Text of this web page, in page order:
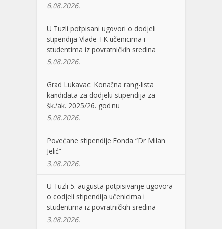
6.08.2026.
U Tuzli potpisani ugovori o dodjeli
stipendija Vlade TK učenicima i
studentima iz povratničkih sredina
5.08.2026.
Grad Lukavac: Konačna rang-lista
kandidata za dodjelu stipendija za
šk./ak. 2025/26. godinu
5.08.2026.
Povećane stipendije Fonda “Dr Milan
Jelić”
3.08.2026.
U Tuzli 5. augusta potpisivanje ugovora
o dodjeli stipendija učenicima i
studentima iz povratničkih sredina
3.08.2026.